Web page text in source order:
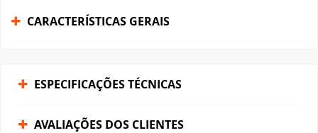
CARACTERÍSTICAS GERAIS
ESPECIFICAÇÕES TÉCNICAS
AVALIAÇÕES DOS CLIENTES